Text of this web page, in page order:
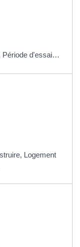
Période d'essai…
Logement